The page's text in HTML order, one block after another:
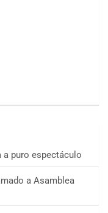
a puro espectáculo
a Asamblea